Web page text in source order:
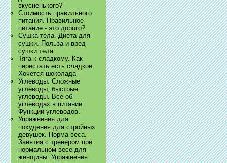
вкусненького?
Стоимость правильного
питания. Правильное
питание - это дорого?
Сушка тела. Диета для
сушки. Польза и вред
сушки тела
Тяга к сладкому. Как
перестать есть сладкое.
Хочется шоколада
Углеводы. Сложные
углеводы, быстрые
углеводы. Все об
углеводах в питании.
Функции углеводов.
Упражнения для
похудения для стройных
девушек. Норма веса.
Занятия с тренером при
нормальном весе для
женщины. Упражнения